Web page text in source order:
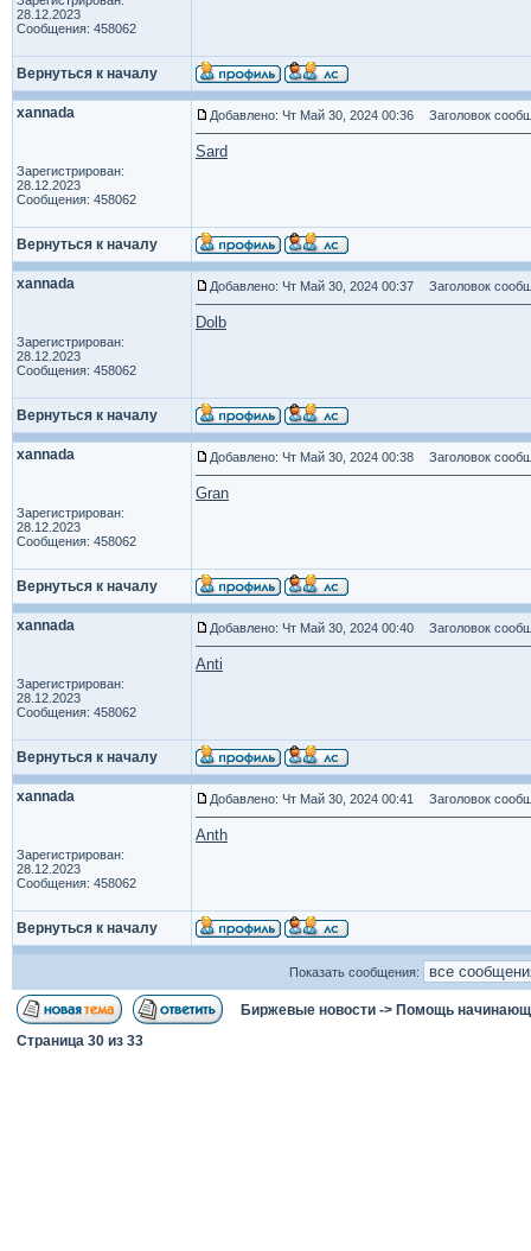
28.12.2023
Сообщения: 458062
Вернуться к началу
xannada
Зарегистрирован:
28.12.2023
Сообщения: 458062
Добавлено: Чт Май 30, 2024 00:36 Заголовок
Sard
Вернуться к началу
xannada
Зарегистрирован:
28.12.2023
Сообщения: 458062
Добавлено: Чт Май 30, 2024 00:37 Заголовок
Dolb
Вернуться к началу
xannada
Зарегистрирован:
28.12.2023
Сообщения: 458062
Добавлено: Чт Май 30, 2024 00:38 Заголовок
Gran
Вернуться к началу
xannada
Зарегистрирован:
28.12.2023
Сообщения: 458062
Добавлено: Чт Май 30, 2024 00:40 Заголовок
Anti
Вернуться к началу
xannada
Зарегистрирован:
28.12.2023
Сообщения: 458062
Добавлено: Чт Май 30, 2024 00:41 Заголовок
Anth
Вернуться к началу
Показать сообщения:
Биржевые новости -> Помощь
Страница 30 из 33